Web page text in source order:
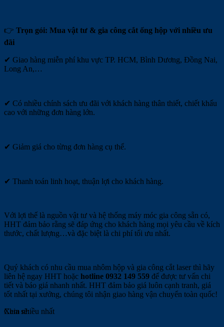
👉 Trọn gói: Mua vật tư & gia công cắt ống hộp với nhiều ưu
đãi
✔ Giao hàng miễn phí khu vực TP. HCM, Bình Dương, Đồng Nai,
Long An,…
✔ Có nhiều chính sách ưu đãi với khách hàng thân thiết, chiết khấu
cao với những đơn hàng lớn.
✔ Giảm giá cho từng đơn hàng cụ thể.
✔ Thanh toán linh hoạt, thuận lợi cho khách hàng.
Với lợi thế là nguồn vật tư và hệ thống máy móc gia công sẵn có,
HHT đảm bảo rằng sẽ đáp ứng cho khách hàng mọi yêu cầu về kích
thước, chất lượng…và đặc biệt là chi phí tối ưu nhất.
Quý khách có nhu cầu mua nhôm hộp và gia công cắt laser thì hãy
liên hệ ngay HHT hoặc hotline 0932 149 559 để được tư vấn chi
tiết và báo giá nhanh nhất. HHT đảm bảo giá luôn cạnh tranh, giá
tốt nhất tại xưởng, chúng tôi nhận giao hàng vận chuyển toàn quốc!
Chia sẽ:
Xem nhiều nhất